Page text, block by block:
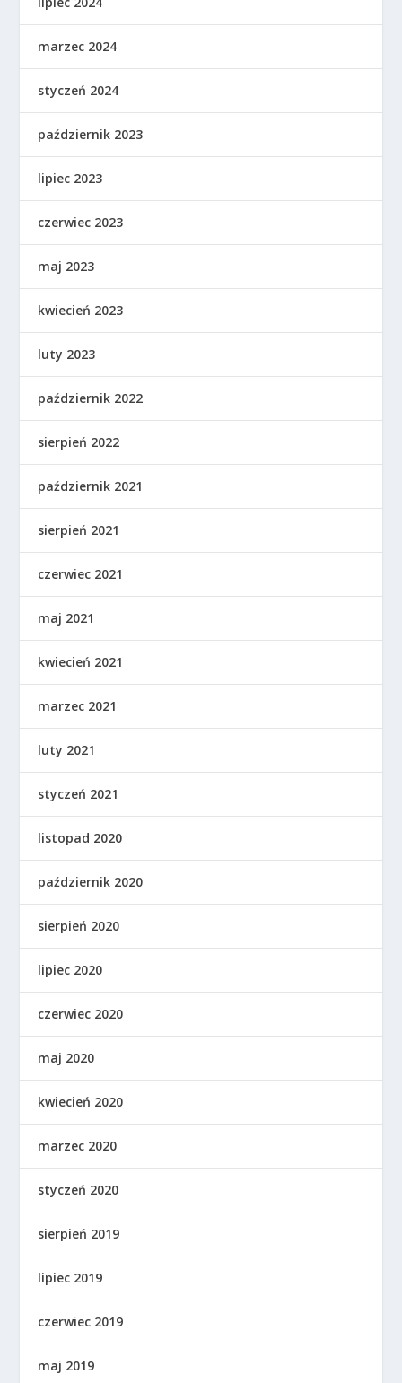
marzec 2024
styczeń 2024
październik 2023
lipiec 2023
czerwiec 2023
maj 2023
kwiecień 2023
luty 2023
październik 2022
sierpień 2022
październik 2021
sierpień 2021
czerwiec 2021
maj 2021
kwiecień 2021
marzec 2021
luty 2021
styczeń 2021
listopad 2020
październik 2020
sierpień 2020
lipiec 2020
czerwiec 2020
maj 2020
kwiecień 2020
marzec 2020
styczeń 2020
sierpień 2019
lipiec 2019
czerwiec 2019
maj 2019